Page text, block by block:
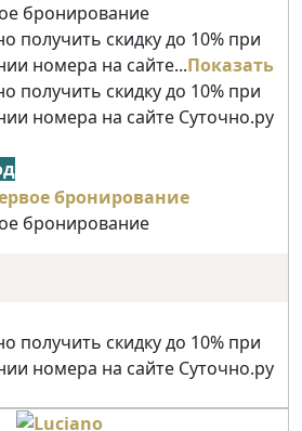
бронирование
получить скидку до 10% при
номера на сайте...Показать
получить скидку до 10% при
номера на сайте Суточно.ру
бронирование
получить скидку до 10% при
номера на сайте Суточно.ру